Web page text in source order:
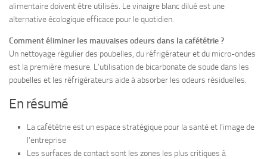
alimentaire doivent être utilisés. Le vinaigre blanc dilué est une
alternative écologique efficace pour le quotidien.
Comment éliminer les mauvaises odeurs dans la cafététrie ?
Un nettoyage régulier des poubelles, du réfrigérateur et du micro-ondes
est la première mesure. L’utilisation de bicarbonate de soude dans les
poubelles et les réfrigérateurs aide à absorber les odeurs résiduelles.
En résumé
La cafététrie est un espace stratégique pour la santé et l’image de
l’entreprise
Les surfaces de contact sont les zones les plus critiques à